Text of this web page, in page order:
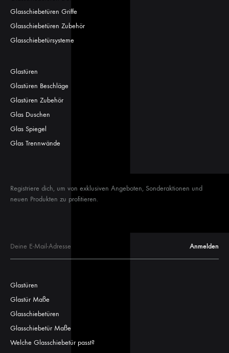
Glasschiebetüren Griffe
Glasschiebetüren Zubehör
Glasschiebetürsysteme
Glastüren
Glastüren Beschläge
Glastüren Zubehör
Glas Duschen
Glas Spiegel
Glas Trennwände
Registriere dich, um von exklusiven Angeboten, Sonderaktionen und
neuen Produkten zu profitieren.
Glastüren
Glastür Maße
Glasschiebetüren
Glasschiebetür Maße
Welche Glasschiebetür passt?